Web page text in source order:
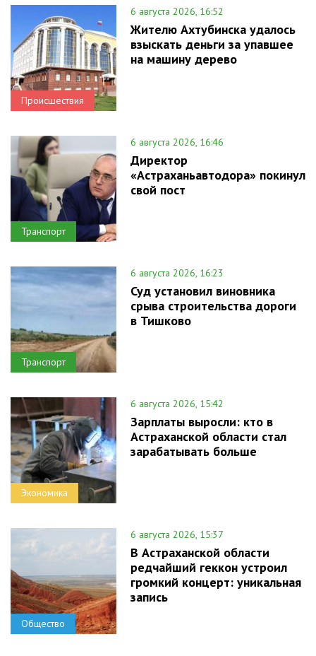
Происшествия
6 августа 2026, 16:52
Жителю Ахтубинска удалось
взыскать деньги за упавшее
на машину дерево
Транспорт
6 августа 2026, 16:46
Директор
«Астраханьавтодора» покинул
свой пост
Транспорт
6 августа 2026, 16:23
Суд установил виновника
срыва строительства дороги
в Тишково
Экономика
6 августа 2026, 15:42
Зарплаты выросли: кто в
Астраханской области стал
зарабатывать больше
Общество
6 августа 2026, 15:37
В Астраханской области
редчайший геккон устроил
громкий концерт: уникальная
запись